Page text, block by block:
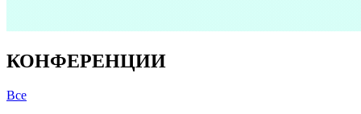
КОНФЕРЕНЦИИ
Все